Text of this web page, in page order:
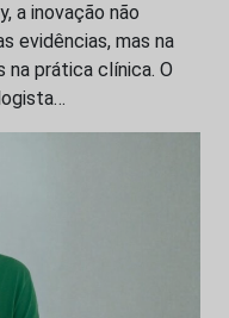
a inovação não
evidências, mas na
prática clínica. O